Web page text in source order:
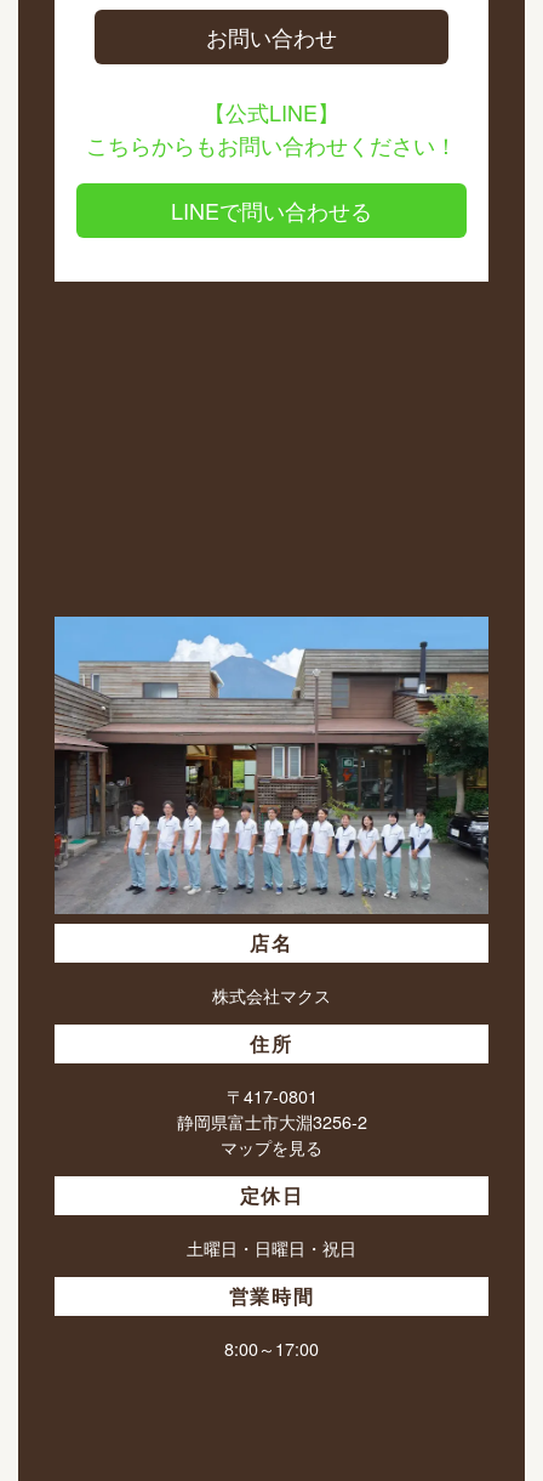
お問い合わせ
【公式LINE】
こちらからもお問い合わせください！
LINEで問い合わせる
店名
株式会社マクス
住所
〒417-0801
静岡県富士市大淵3256-2
マップを見る
定休日
土曜日・日曜日・祝日
営業時間
8:00～17:00